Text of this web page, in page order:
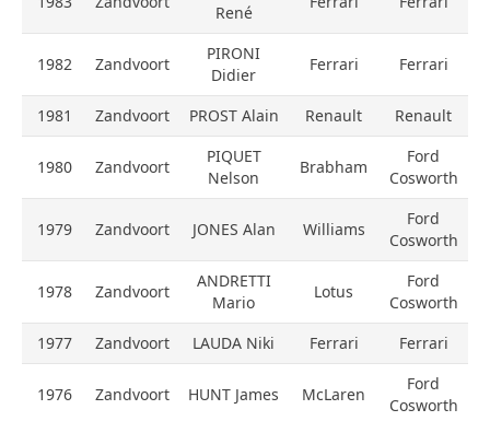
René
1982 Zandvoort
PIRONI
Didier
Ferrari Ferrari
1981 Zandvoort PROST Alain Renault Renault
1980 Zandvoort
PIQUET
Nelson
Brabham
Ford
Cosworth
1979 Zandvoort JONES Alan Williams
Ford
Cosworth
1978 Zandvoort
ANDRETTI
Mario
Lotus
Ford
Cosworth
1977
Zandvoort LAUDA Niki Ferrari Ferrari
1976 Zandvoort HUNT James McLaren
Ford
Cosworth